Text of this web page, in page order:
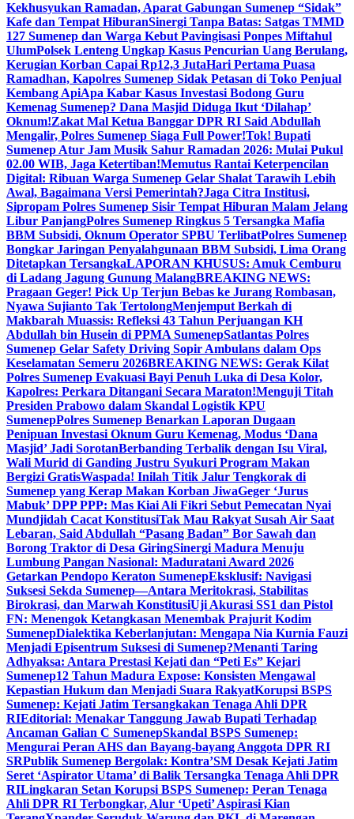
Kekhusyukan Ramadan, Aparat Gabungan Sumenep “Sidak”
Kafe dan Tempat HiburanSinergi Tanpa Batas: Satgas TMMD
127 Sumenep dan Warga Kebut Pavingisasi Ponpes Miftahul
UlumPolsek Lenteng Ungkap Kasus Pencurian Uang Berulang,
Kerugian Korban Capai Rp12,3 JutaHari Pertama Puasa
Ramadhan, Kapolres Sumenep Sidak Petasan di Toko Penjual
Kembang ApiApa Kabar Kasus Investasi Bodong Guru
Kemenag Sumenep? Dana Masjid Diduga Ikut ‘Dilahap’
Oknum!Zakat Mal Ketua Banggar DPR RI Said Abdullah
Mengalir, Polres Sumenep Siaga Full Power!Tok! Bupati
Sumenep Atur Jam Musik Sahur Ramadan 2026: Mulai Pukul
02.00 WIB, Jaga Ketertiban!Memutus Rantai Keterpencilan
Digital: Ribuan Warga Sumenep Gelar Shalat Tarawih Lebih
Awal, Bagaimana Versi Pemerintah?Jaga Citra Institusi,
Sipropam Polres Sumenep Sisir Tempat Hiburan Malam Jelang
Libur PanjangPolres Sumenep Ringkus 5 Tersangka Mafia
BBM Subsidi, Oknum Operator SPBU TerlibatPolres Sumenep
Bongkar Jaringan Penyalahgunaan BBM Subsidi, Lima Orang
Ditetapkan TersangkaLAPORAN KHUSUS: Amuk Cemburu
di Ladang Jagung Gunung MalangBREAKING NEWS:
Pragaan Geger! Pick Up Terjun Bebas ke Jurang Rombasan,
Nyawa Sujianto Tak TertolongMenjemput Berkah di
Makbarah Muassis: Refleksi 43 Tahun Perjuangan KH
Abdullah bin Husein di PPMA SumenepSatlantas Polres
Sumenep Gelar Safety Driving Sopir Ambulans dalam Ops
Keselamatan Semeru 2026BREAKING NEWS: Gerak Kilat
Polres Sumenep Evakuasi Bayi Penuh Luka di Desa Kolor,
Kapolres: Perkara Ditangani Secara Maraton!Menguji Titah
Presiden Prabowo dalam Skandal Logistik KPU
SumenepPolres Sumenep Benarkan Laporan Dugaan
Penipuan Investasi Oknum Guru Kemenag, Modus ‘Dana
Masjid’ Jadi SorotanBerbanding Terbalik dengan Isu Viral,
Wali Murid di Ganding Justru Syukuri Program Makan
Bergizi GratisWaspada! Inilah Titik Jalur Tengkorak di
Sumenep yang Kerap Makan Korban JiwaGeger ‘Jurus
Mabuk’ DPP PPP: Mas Kiai Ali Fikri Sebut Pemecatan Nyai
Mundjidah Cacat KonstitusiTak Mau Rakyat Susah Air Saat
Lebaran, Said Abdullah “Pasang Badan” Bor Sawah dan
Borong Traktor di Desa GiringSinergi Madura Menuju
Lumbung Pangan Nasional: Maduratani Award 2026
Getarkan Pendopo Keraton SumenepEksklusif: Navigasi
Suksesi Sekda Sumenep—Antara Meritokrasi, Stabilitas
Birokrasi, dan Marwah KonstitusiUji Akurasi SS1 dan Pistol
FN: Menengok Ketangkasan Menembak Prajurit Kodim
SumenepDialektika Keberlanjutan: Mengapa Nia Kurnia Fauzi
Menjadi Episentrum Suksesi di Sumenep?Menanti Taring
Adhyaksa: Antara Prestasi Kejati dan “Peti Es” Kejari
Sumenep12 Tahun Madura Expose: Konsisten Mengawal
Kepastian Hukum dan Menjadi Suara RakyatKorupsi BSPS
Sumenep: Kejati Jatim Tersangkakan Tenaga Ahli DPR
RIEditorial: Menakar Tanggung Jawab Bupati Terhadap
Ancaman Galian C SumenepSkandal BSPS Sumenep:
Mengurai Peran AHS dan Bayang-bayang Anggota DPR RI
SRPublik Sumenep Bergolak: Kontra’SM Desak Kejati Jatim
Seret ‘Aspirator Utama’ di Balik Tersangka Tenaga Ahli DPR
RILingkaran Setan Korupsi BSPS Sumenep: Peran Tenaga
Ahli DPR RI Terbongkar, Alur ‘Upeti’ Aspirasi Kian